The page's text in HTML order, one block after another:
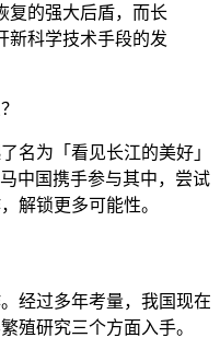
复的强大后盾，而长
新科学技术手段的发
名为「看见长江的美好」
中国携手参与其中，尝试
解锁更多可能性。
经过多年考量，我国现在
殖研究三个方面入手。